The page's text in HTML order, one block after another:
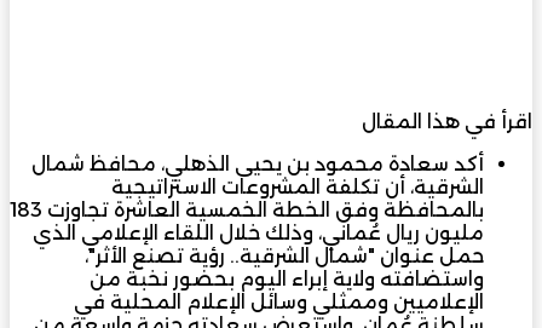
اقرأ في هذا المقال
أكد سعادة محمود بن يحيى الذهلي، محافظ شمال
الشرقية، أن تكلفة المشروعات الاستراتيجية
بالمحافظة وفق الخطة الخمسية العاشرة تجاوزت 183
مليون ريال عُماني، وذلك خلال اللقاء الإعلامي الذي
حمل عنوان "شمال الشرقية.. رؤية تصنع الأثر"،
واستضافته ولاية إبراء اليوم بحضور نخبة من
الإعلاميين وممثلي وسائل الإعلام المحلية في